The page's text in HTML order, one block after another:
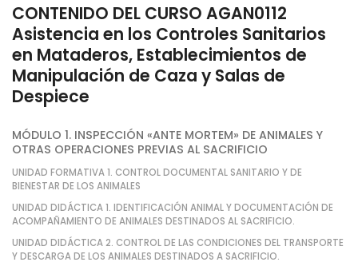
CONTENIDO DEL CURSO AGAN0112
Asistencia en los Controles Sanitarios
en Mataderos, Establecimientos de
Manipulación de Caza y Salas de
Despiece
MÓDULO 1. INSPECCIÓN «ANTE MORTEM» DE ANIMALES Y
OTRAS OPERACIONES PREVIAS AL SACRIFICIO
UNIDAD FORMATIVA 1. CONTROL DOCUMENTAL SANITARIO Y DE
BIENESTAR DE LOS ANIMALES
UNIDAD DIDÁCTICA 1. IDENTIFICACIÓN ANIMAL Y DOCUMENTACIÓN DE
ACOMPAÑAMIENTO DE ANIMALES DESTINADOS AL SACRIFICIO.
UNIDAD DIDÁCTICA 2. CONTROL DE LAS CONDICIONES DEL TRANSPORTE
Y DESCARGA DE LOS ANIMALES DESTINADOS A SACRIFICIO.